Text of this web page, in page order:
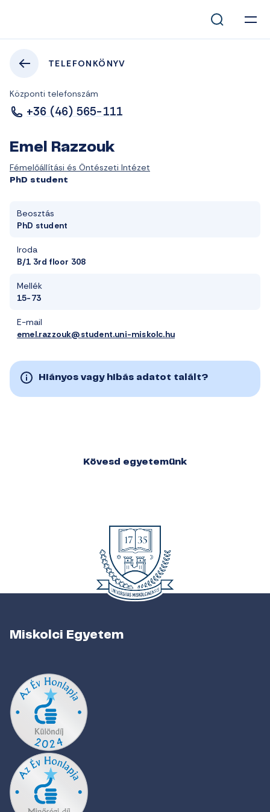
TELEFONKÖNYV
Központi telefonszám
+36 (46) 565-111
Emel Razzouk
Fémelőállítási és Öntészeti Intézet
PhD student
Beosztás
PhD student
Iroda
B/1 3rd floor 308
Mellék
15-73
E-mail
emel.razzouk@student.uni-miskolc.hu
Hiányos vagy hibás adatot talált?
Kövesd egyetemünk
Miskolci Egyetem